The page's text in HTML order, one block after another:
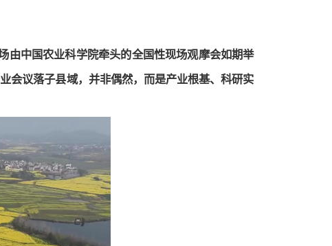
由中国农业科学院牵头的全国性现场观摩会如期举
会议落子县域，并非偶然，而是产业根基、科研实